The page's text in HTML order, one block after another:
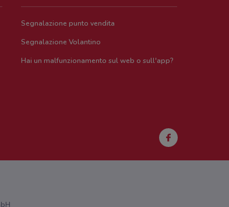
Segnalazione punto vendita
Segnalazione Volantino
Hai un malfunzionamento sul web o sull'app?